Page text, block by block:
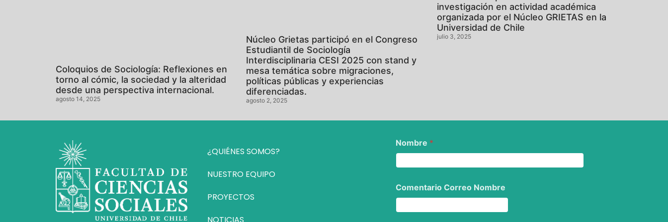
Coloquios de Sociología: Reflexiones en
torno al cómic, la sociedad y la alteridad
desde una perspectiva internacional.
agosto 14, 2025
Núcleo Grietas participó en el Congreso
Estudiantil de Sociología
Interdisciplinaria CESI 2025 con stand y
mesa temática sobre migraciones,
políticas públicas y experiencias
diferenciadas.
agosto 2, 2025
investigación en actividad académica
organizada por el Núcleo GRIETAS en la
Universidad de Chile
julio 3, 2025
¿QUIÉNES SOMOS?
NUESTRO EQUIPO
PROYECTOS
NOTICIAS
Nombre *
Comentario Correo Nombre